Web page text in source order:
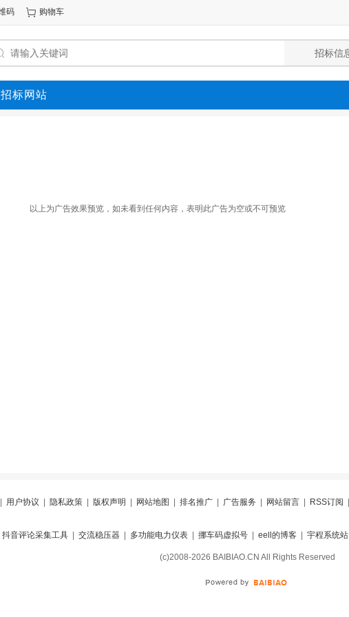
码 购物车
招标网站
以上为广告效果预览，如未看到任何内容，表明此广告为空或不可预览
用户协议 隐私政策| 版权声明 网站地图 排名推广| 广告服务 网站留言| RSS订阅
抖音评论采集工具 交流稳压器 多功能电力仪表 挪车码虚拟号 eell的博客 宇程系统站
(c)2008-2026 BAIBIAO.CN All Rights Reserved